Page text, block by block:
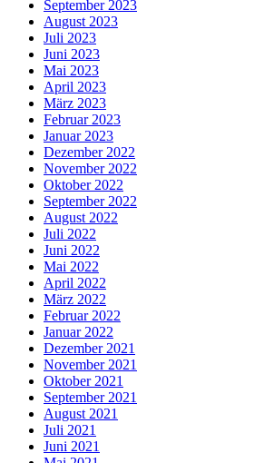
September 2023
August 2023
Juli 2023
Juni 2023
Mai 2023
April 2023
März 2023
Februar 2023
Januar 2023
Dezember 2022
November 2022
Oktober 2022
September 2022
August 2022
Juli 2022
Juni 2022
Mai 2022
April 2022
März 2022
Februar 2022
Januar 2022
Dezember 2021
November 2021
Oktober 2021
September 2021
August 2021
Juli 2021
Juni 2021